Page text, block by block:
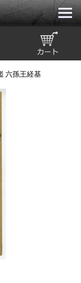
六孫王経基